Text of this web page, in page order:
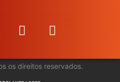
os direitos reservados.